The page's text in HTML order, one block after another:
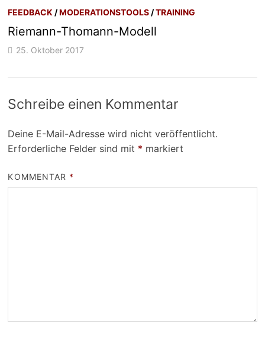
FEEDBACK/MODERATIONSTOOLS/TRAINING
Riemann-Thomann-Modell
25. Oktober 2017
Schreibe einen Kommentar
Deine E-Mail-Adresse wird nicht veröffentlicht.
Erforderliche Felder sind mit * markiert
KOMMENTAR *